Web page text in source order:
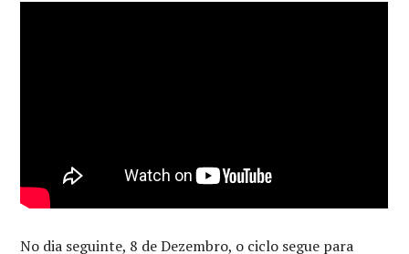
No dia seguinte, 8 de Dezembro, o ciclo segue para